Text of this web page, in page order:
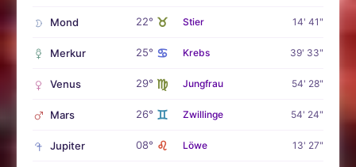
Mond 22° ♉ Stier 14' 41"
Merkur 25° ♋ Krebs 39' 33"
Venus 29° ♍ Jungfrau 54' 28"
Mars 26° ♊ Zwillinge 54' 24"
Jupiter 08° ♌ Löwe 13' 27"